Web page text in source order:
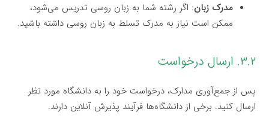
مدرک زبان: اگر رشته شما به زبان روسی تدریس می‌شود،
ممکن است نیاز به مدرک تسلط به زبان روسی داشته باشید.
۳.۲. ارسال درخواست
پس از جمع‌آوری مدارک، درخواست خود را به دانشگاه مورد نظر
ارسال کنید. برخی از دانشگاه‌ها فرآیند پذیرش آنلاین دارند.